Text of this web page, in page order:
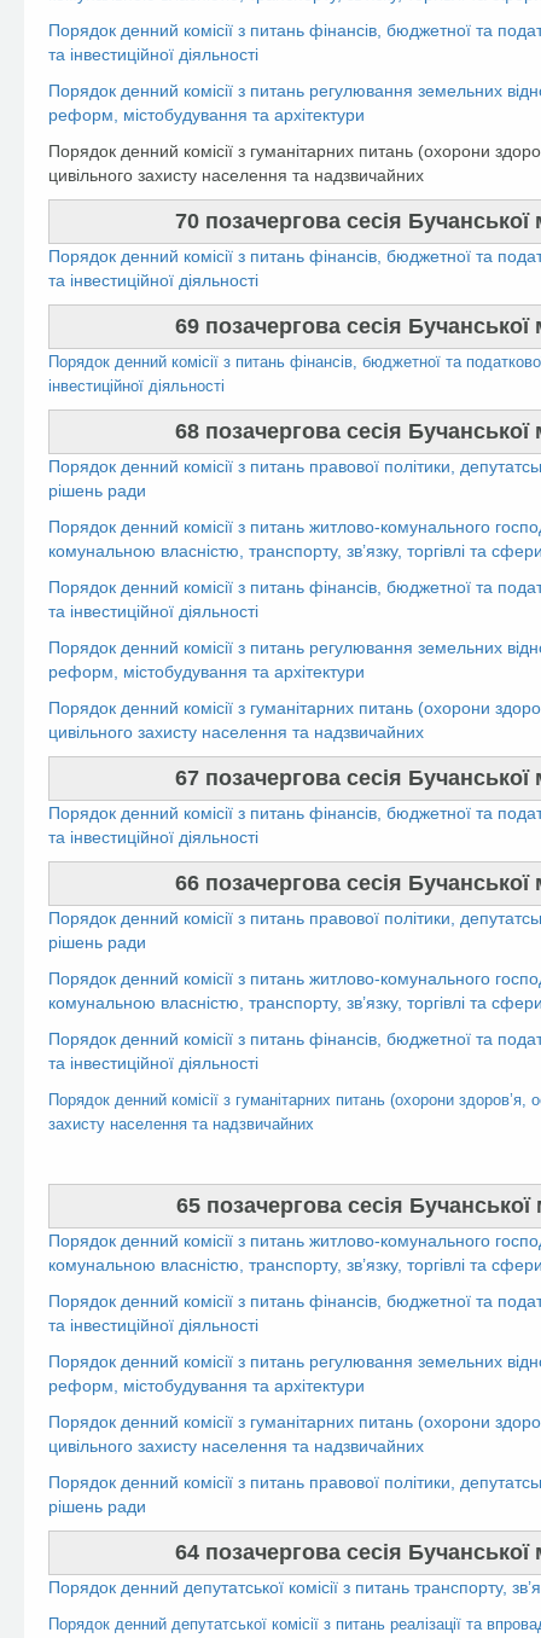
Порядок денний комісії з питань фінансів, бюджетної та
та інвестиційної діяльності
Порядок денний комісії з питань регулювання земельних
реформ, містобудування та архітектури
Порядок денний комісії з гуманітарних питань (охорони
цивільного захисту населення та надзвичайних
70 позачергова сесія Бучанської
Порядок денний комісії з питань фінансів, бюджетної та
та інвестиційної діяльності
69 позачергова сесія Бучанської
Порядок денний комісії з питань фінансів, бюджетної та
інвестиційної діяльності
68 позачергова сесія Бучанської
Порядок денний комісії з питань правової політики,
рішень ради
Порядок денний комісії з питань житлово-комунального
комунальною власністю, транспорту, зв’язку, торгівлі та
Порядок денний комісії з питань фінансів, бюджетної та
та інвестиційної діяльності
Порядок денний комісії з питань регулювання земельних
реформ, містобудування та архітектури
Порядок денний комісії з гуманітарних питань (охорони
цивільного захисту населення та надзвичайних
67 позачергова сесія Бучанської
Порядок денний комісії з питань фінансів, бюджетної та
та інвестиційної діяльності
66 позачергова сесія Бучанської
Порядок денний комісії з питань правової політики,
рішень ради
Порядок денний комісії з питань житлово-комунального
комунальною власністю, транспорту, зв’язку, торгівлі та
Порядок денний комісії з питань фінансів, бюджетної та
та інвестиційної діяльності
Порядок денний комісії з гуманітарних питань (охорони
захисту населення та надзвичайних
65 позачергова сесія Бучанської
Порядок денний комісії з питань житлово-комунального
комунальною власністю, транспорту, зв’язку, торгівлі та
Порядок денний комісії з питань фінансів, бюджетної та
та інвестиційної діяльності
Порядок денний комісії з питань регулювання земельних
реформ, містобудування та архітектури
Порядок денний комісії з гуманітарних питань (охорони
цивільного захисту населення та надзвичайних
Порядок денний комісії з питань правової політики,
рішень ради
64 позачергова сесія Бучанської
Порядок денний депутатської комісії з питань транспорту,
Порядок денний депутатської комісії з питань реалізації та